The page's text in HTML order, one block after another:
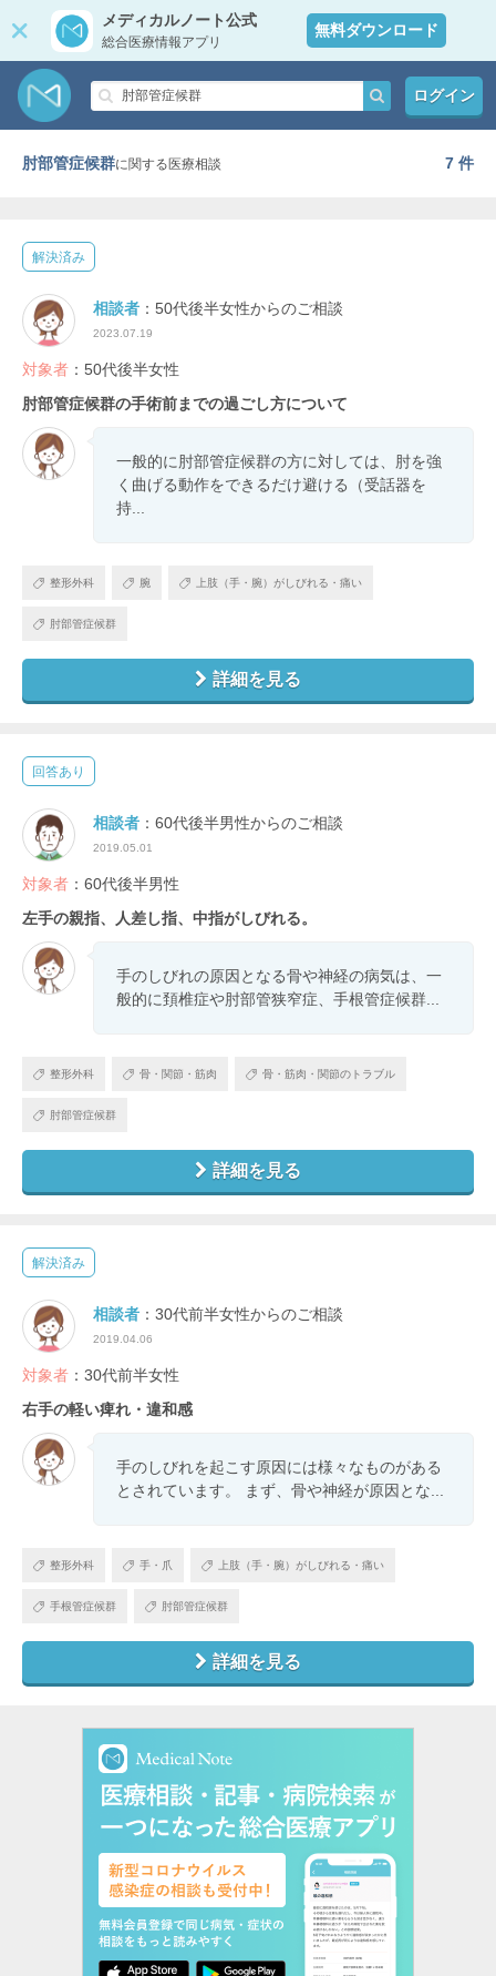
メディカルノート公式
総合医療情報アプリ
無料ダウンロード
ログイン
肘部管症候群に関する医療相談 7 件
解決済み
相談者 ：50代後半女性からのご相談
2023.07.19
対象者 ：50代後半女性
肘部管症候群の手術前までの過ごし方について
一般的に肘部管症候群の方に対しては、肘を強
く曲げる動作をできるだけ避ける（受話器を
持...
整形外科 腕 上肢（手・腕）がしびれる・痛い
肘部管症候群
詳細を見る
回答あり
相談者 ：60代後半男性からのご相談
2019.05.01
対象者 ：60代後半男性
左手の親指、人差し指、中指がしびれる。
手のしびれの原因となる骨や神経の病気は、一
般的に頚椎症や肘部管狭窄症、手根管症候群...
整形外科 骨・関節・筋肉 骨・筋肉・関節のトラブル
肘部管症候群
詳細を見る
解決済み
相談者 ：30代前半女性からのご相談
2019.04.06
対象者 ：30代前半女性
右手の軽い痺れ・違和感
手のしびれを起こす原因には様々なものがある
とされています。 まず、骨や神経が原因とな...
整形外科 手・爪 上肢（手・腕）がしびれる・痛い
手根管症候群 肘部管症候群
詳細を見る